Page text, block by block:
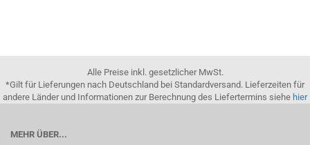
Alle Preise inkl. gesetzlicher MwSt.
*Gilt für Lieferungen nach Deutschland bei Standardversand. Lieferzeiten für
andere Länder und Informationen zur Berechnung des Liefertermins siehe hier
MEHR ÜBER...